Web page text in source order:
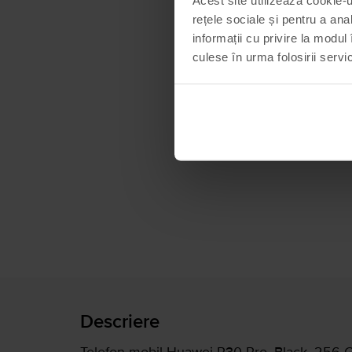
rețele sociale și pentru a
informații cu privire la
culese în urma folosirii
Descriere